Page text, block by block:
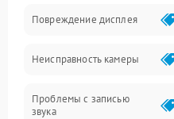
Программное обеспечение
Повреждение дисплея
Неисправность камеры
Проблемы с записью
звука